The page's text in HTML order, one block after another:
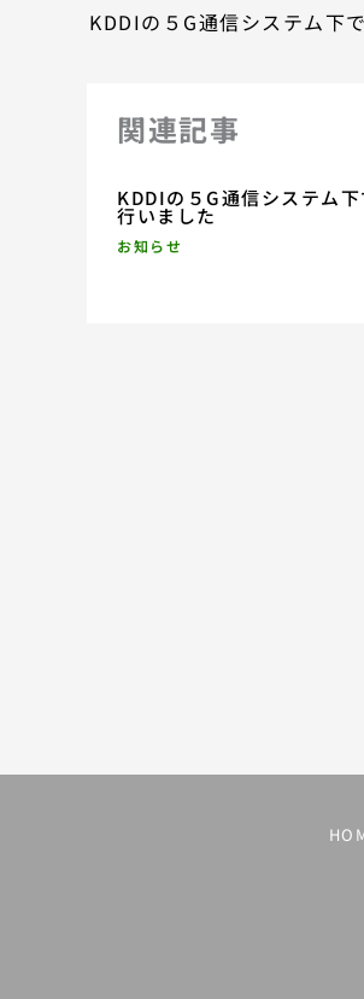
関連記事
KDDIの５G通信システム
行いました
お知らせ